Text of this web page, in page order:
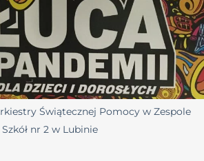
Świątecznej Pomocy w Zespole
Szkół nr 2 w Lubinie